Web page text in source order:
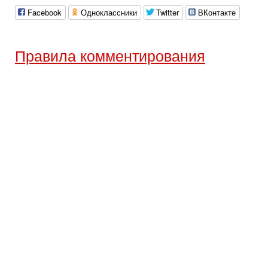
Facebook Одноклассники Twitter ВКонтакте
Правила комментирования